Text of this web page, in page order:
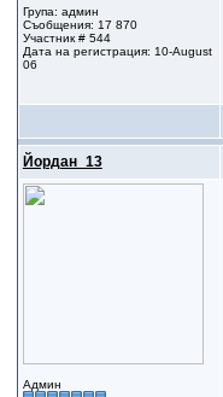
Група: админ
Съобщения: 17 870
Участник # 544
Дата на регистрация: 10-August
06
Йордан_13
Админ